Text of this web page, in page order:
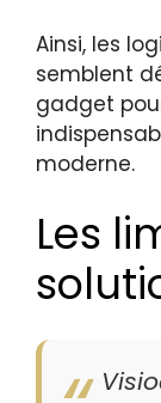
Ainsi, les
semblent
gadget
moderne.
Les